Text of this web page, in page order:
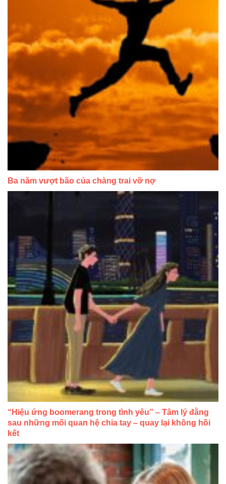
Ba năm vượt bão của chàng trai vỡ nợ
“Hiệu ứng boomerang trong tình yêu” – Tâm lý đằng
sau những mối quan hệ chia tay – quay lại không hồi
kết